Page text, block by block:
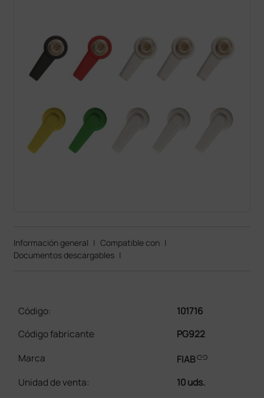
Información general | Compatible con |
Documentos descargables |
Código:
101716
Código fabricante
PG922
Marca
FIABlink
Unidad de venta:
10 uds.